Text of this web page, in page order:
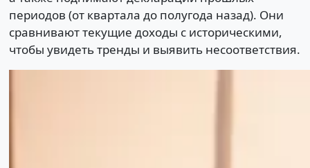
периодов (от квартала до полугода назад). Они
сравнивают текущие доходы с историческими,
чтобы увидеть тренды и выявить несоответствия.